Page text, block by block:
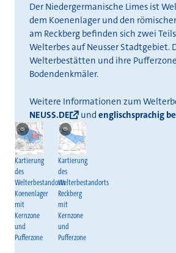
Der Niedergermanische Limes ist
dem Koenenlager und den
am Reckberg befinden sich zwei
Welterbes auf Neusser Stadtgebiet.
Welterbestätten und ihre
Bodendenkmäler.
Weitere Informationen zum
NEUSS.DE
und englischsprachig
Kartierung
des
Welterbestandorts
Koenenlager
mit
Kernzone
und
Pufferzone
©
UNESCO
Kartierung
des
Welterbestandorts
Reckberg
mit
Kernzone
und
Pufferzone
©
UNESCO